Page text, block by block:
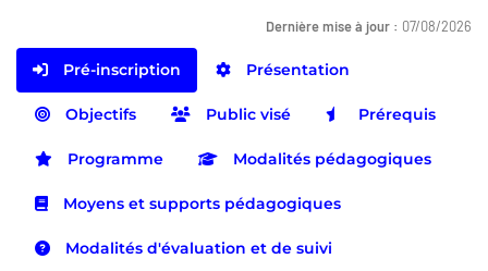
Dernière mise à jour : 07/08/2026
Pré-inscription Présentation
Objectifs Public visé Prérequis
Programme Modalités pédagogiques
Moyens et supports pédagogiques
Modalités d'évaluation et de suivi